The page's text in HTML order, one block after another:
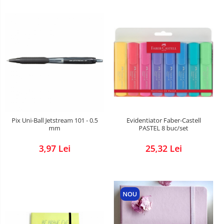
Pix Uni-Ball Jetstream 101 - 0.5
mm
3,97 Lei
Evidentiator Faber-Castell
PASTEL 8 buc/set
25,32 Lei
NOU